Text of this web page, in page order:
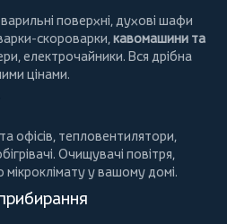
варильні поверхні, духові шафи
скороварки,кавомашини та
,електрочайники. Вся дрібна
цінами.
офісів, тепловентилятори,
. Очищувачі повітря,
у вашому домі.